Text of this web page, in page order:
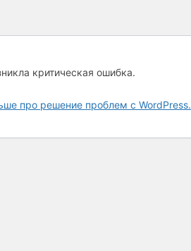
критическая ошибка.
про решение проблем с WordPress.